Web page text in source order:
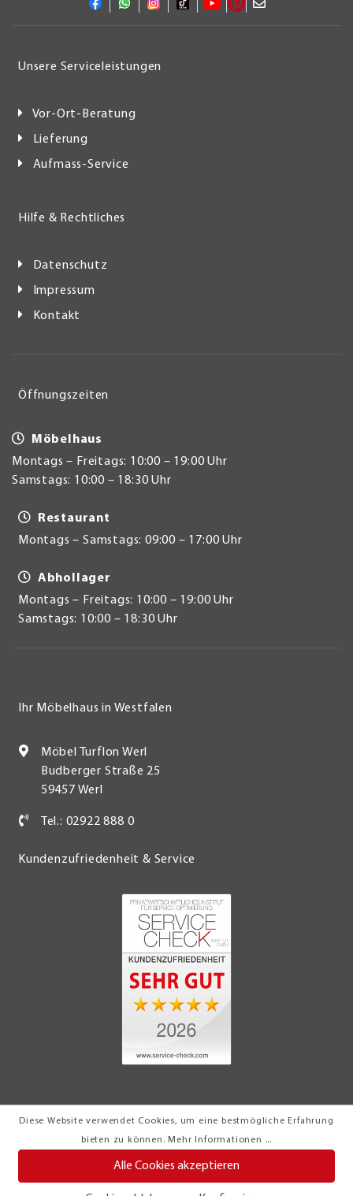
Diese Website verwendet Cookies, um eine bestmögliche Erfahrung
bieten zu können. Mehr Informationen ...
Alle Cookies akzeptieren
Unsere Serviceleistungen
Vor-Ort-Beratung
Lieferung
Aufmass-Service
Hilfe & Rechtliches
Datenschutz
Impressum
Kontakt
Öffnungszeiten
Möbelhaus
Montags – Freitags: 10:00 – 19:00 Uhr
Samstags: 10:00 – 18:30 Uhr
Restaurant
Montags – Samstags: 09:00 – 17:00 Uhr
Abhollager
Montags – Freitags: 10:00 – 19:00 Uhr
Samstags: 10:00 – 18:30 Uhr
Ihr Möbelhaus in Westfalen
Möbel Turflon Werl
Budberger Straße 25
59457 Werl
Tel.: 02922 888 0
Kundenzufriedenheit & Service
Klemens Münstermann GmbH & Co. KG